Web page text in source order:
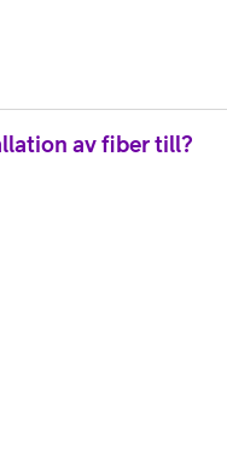
av fiber till?